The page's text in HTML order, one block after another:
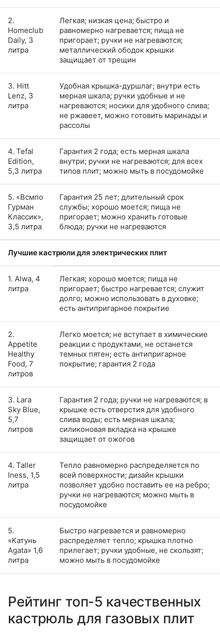
2.
Homeclub
Daily, 3
литра
Легкая; низкая цена; быстро и
равномерно нагревается; пища не
пригорает; ручки не нагреваются;
металлический ободок крышки
защищает от трещин
3. Hitt
Lenz, 3
литра
Удобная крышка-дуршлаг; внутри есть
мерная шкала; ручки удобные и не
нагреваются; носики для удобного слива;
не ржавеет, можно готовить маринады и
рассолы
4. Tefal
Edition,
5,3 литра
Гарантия 2 года; есть мерная шкала
внутри; ручки не нагреваются; для всех
типов плит; можно мыть в посудомойке
5. «Всмпо
Гурман
Классик»,
3,5 литра
Гарантия 25 лет; длительный срок
службы; хорошо моется; пища не
пригорает; можно хранить готовые
блюда; ручки не нагреваются
Лучшие кастрюли для электрических плит
1. Alwa, 4
литра
Легкая; хорошо моется; пища не
пригорает; быстро нагревается; служит
долго; можно использовать в духовке;
есть антипригарное покрытие
2.
Appetite
Healthy
Food, 7
литров
Легко моется; не вступает в химические
реакции с продуктами, не останется
темных пятен; есть антипригарное
покрытие; гарантия 2 года
3. Lara
Sky Blue,
5,7
литров
Гарантия 2 года; ручки не нагреваются; в
крышке есть отверстия для удобного
слива воды; есть мерная шкала;
силиконовая вкладка на крышке
защищает от ожогов
4. Taller
Iness, 1,5
литра
Тепло равномерно распределяется по
всей поверхности; дизайн крышки
позволяет удобно поставить ее на ребро;
ручки не нагреваются; можно мыть в
посудомойке
5.
«Катунь
Agata» 1,6
литра
Быстро нагревается и равномерно
распределяет тепло; крышка плотно
прилегает; ручки удобные, не скользят;
можно мыть в посудомойке
Рейтинг топ-5 качественных
кастрюль для газовых плит